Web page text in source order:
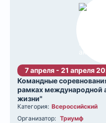
7 апреля - 21 апреля
Командные
рамках международной
жизни"
Категория: Всероссийский
Организатор: Триумф